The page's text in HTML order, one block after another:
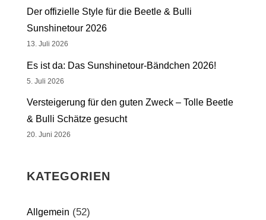
Der offizielle Style für die Beetle & Bulli
Sunshinetour 2026
13. Juli 2026
Es ist da: Das Sunshinetour-Bändchen 2026!
5. Juli 2026
Versteigerung für den guten Zweck – Tolle Beetle
& Bulli Schätze gesucht
20. Juni 2026
KATEGORIEN
Allgemein (52)